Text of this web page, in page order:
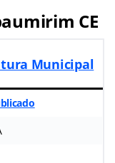
CE
Municipal